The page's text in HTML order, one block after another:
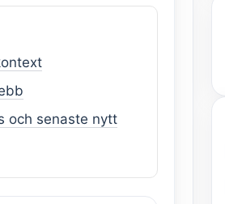
och senaste nytt